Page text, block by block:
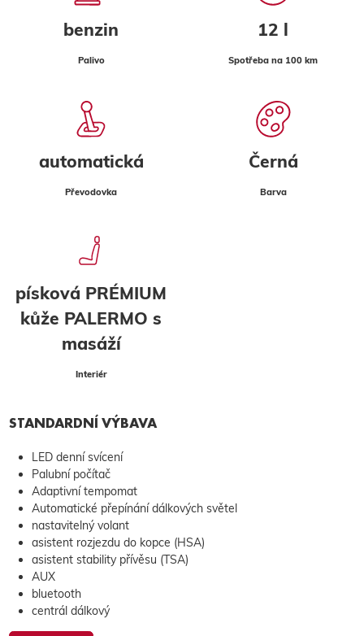
benzin
Palivo
12 l
Spotřeba na 100 km
automatická
Převodovka
Černá
Barva
písková PRÉMIUM
kůže PALERMO s
masáží
Interiér
STANDARDNÍ VÝBAVA
LED denní svícení
Palubní počítač
Adaptivní tempomat
Automatické přepínání dálkových světel
nastavitelný volant
asistent rozjezdu do kopce (HSA)
asistent stability přívěsu (TSA)
AUX
bluetooth
centrál dálkový